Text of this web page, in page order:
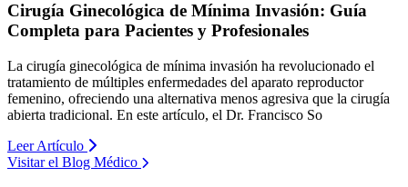
Cirugía Ginecológica de Mínima Invasión: Guía
Completa para Pacientes y Profesionales
La cirugía ginecológica de mínima invasión ha revolucionado el
tratamiento de múltiples enfermedades del aparato reproductor
femenino, ofreciendo una alternativa menos agresiva que la cirugía
abierta tradicional. En este artículo, el Dr. Francisco So
Leer Artículo
Visitar el Blog Médico